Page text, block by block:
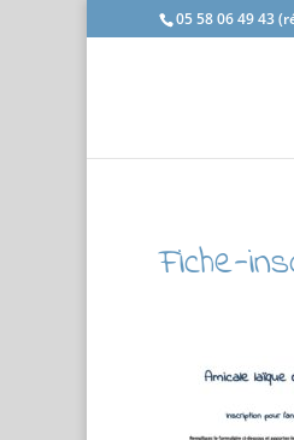
05 58 06 49 43
Fiche-